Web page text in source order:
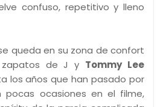
confuso, repetitivo y lleno
queda en su zona de confort
de J y Tommy Lee
los años que han pasado por
pocas ocasiones en el filme,